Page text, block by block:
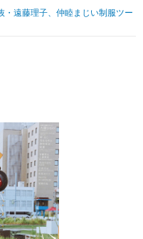
その他
遠藤理子、仲睦まじい制服ツー